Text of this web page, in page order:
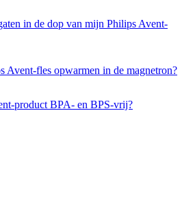
in de dop van mijn Philips Avent-
Avent-fles opwarmen in de magnetron?
product BPA- en BPS-vrij?